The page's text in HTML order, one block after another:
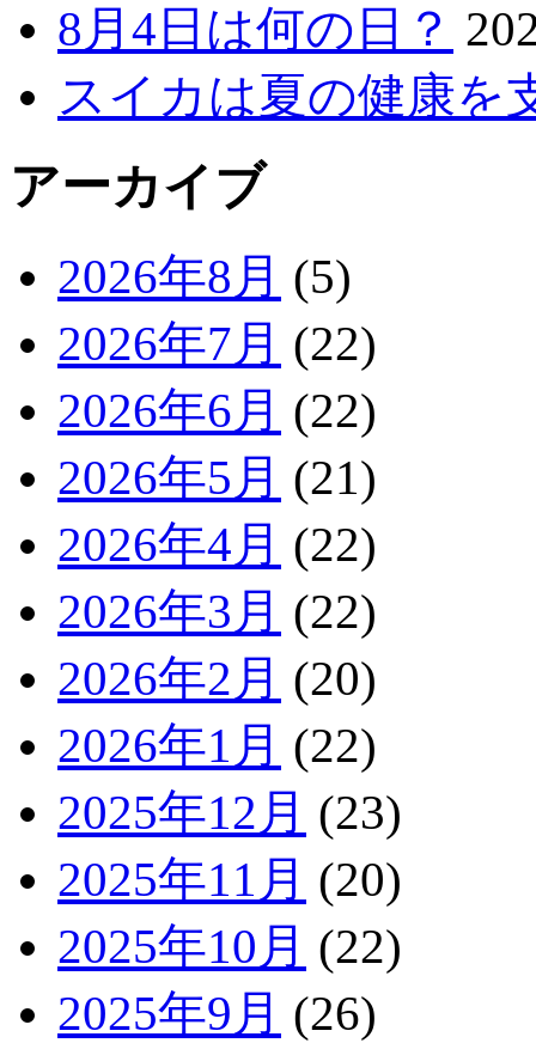
8月4日は何の日？
スイカは夏の健康を
アーカイブ
2026年8月 (5)
2026年7月 (22)
2026年6月 (22)
2026年5月 (21)
2026年4月 (22)
2026年3月 (22)
2026年2月 (20)
2026年1月 (22)
2025年12月 (23)
2025年11月 (20)
2025年10月 (22)
2025年9月 (26)